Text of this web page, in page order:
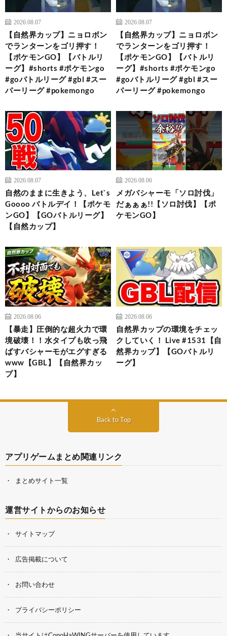
2026.08.07
【自然界カップ】ニョロボン
でランターンをゴリ押す！
【ポケモンGO】【バトルリ
ーグ】#shorts #ポケモンgo
#goバトルリーグ #gbl #スー
パーリーグ #pokemongo
2026.08.07
【自然界カップ】ニョロボン
でランターンをゴリ押す！
【ポケモンGO】【バトルリ
ーグ】#shorts #ポケモンgo
#goバトルリーグ #gbl #スー
パーリーグ #pokemongo
2026.08.07
自然のままに生きよう、Let`s
Goooo バトルデイ！【ポケモ
ンGO】【GOバトルリーグ】
【自然カップ】
2026.08.06
メガバシャーモ「ソロ討伐」
だぁぁぁ!!【ソロ討伐】【ポ
ケモンGO】
2026.08.06
【暴走】圧倒的な超火力で環
境破壊！！水タイプも吹っ飛
ばすバシャーモがエグすぎる
www【GBL】【自然界カッ
プ】
2026.08.06
自然界カップの環境をチェッ
クしていく！ Live #1531【自
然界カップ】【GOバトルリ
ーグ】
Back to Top
アプリゲームまとめ関連リンク
まとめサイト一覧
運営サイトからのお知らせ
サイトマップ
広告掲載について
お問い合わせ
プライバシーポリシー